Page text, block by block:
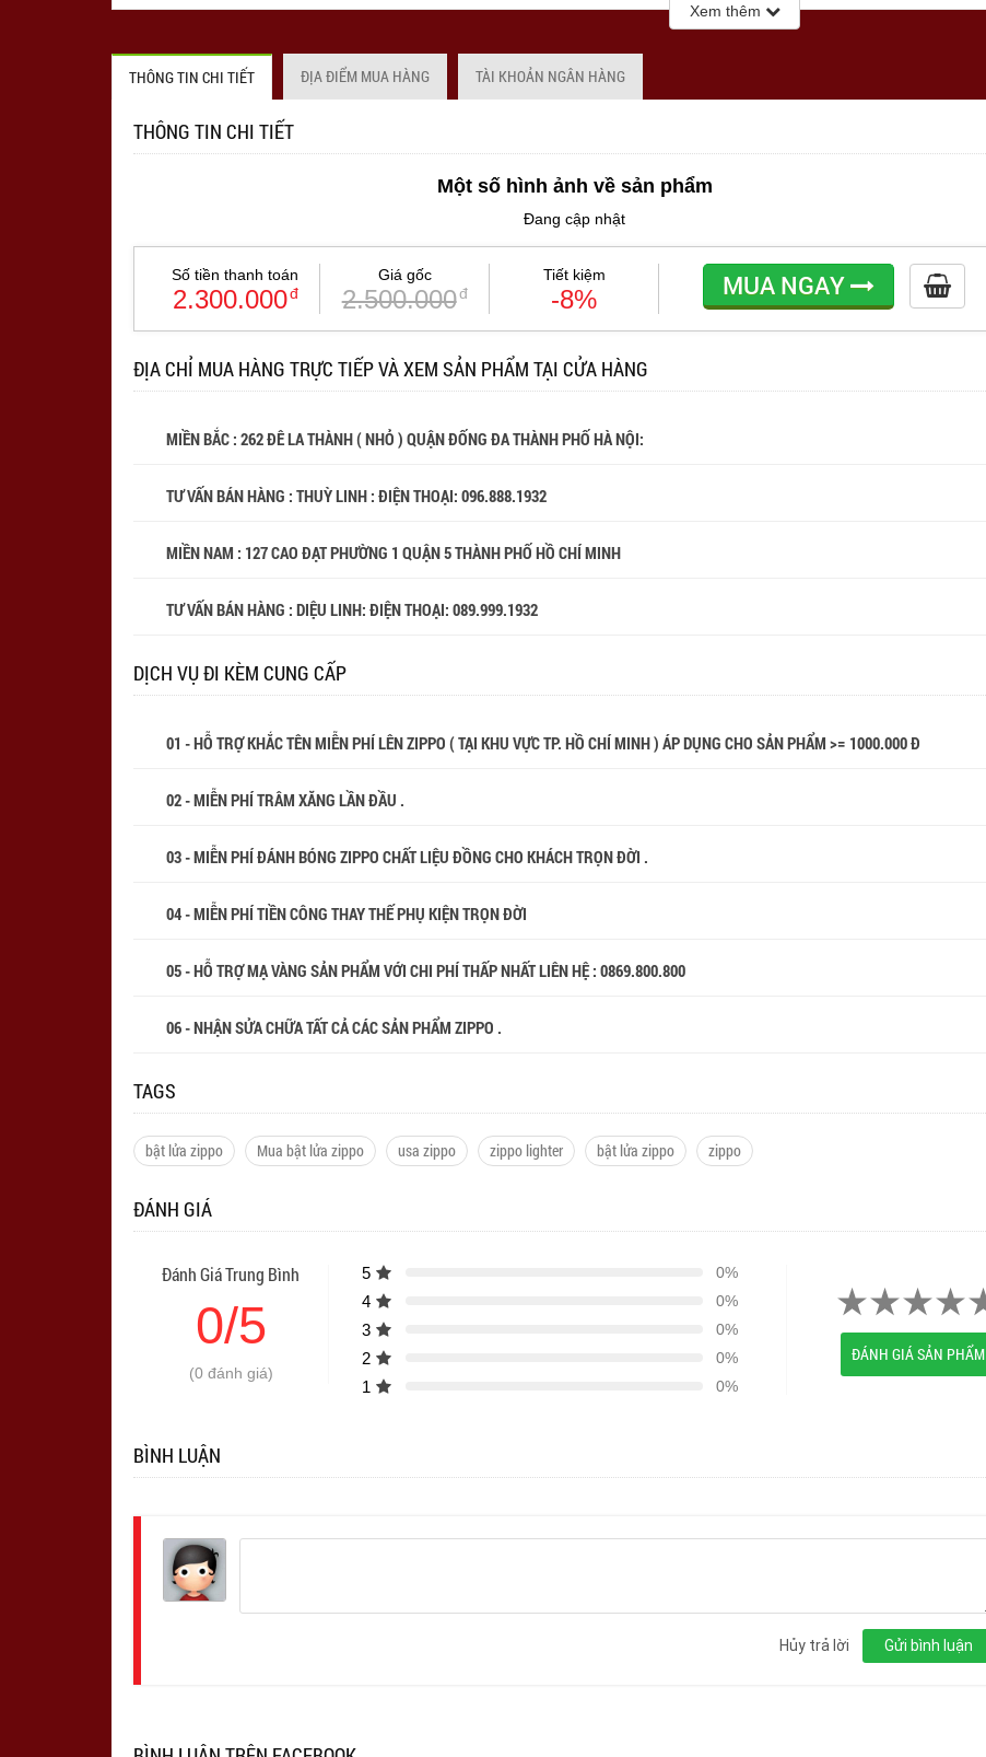
Xem thêm
THÔNG TIN CHI TIẾT ĐỊA ĐIỂM MUA HÀNG TÀI KHOẢN NGÂN HÀNG
THÔNG TIN CHI TIẾT
Một số hình ảnh về sản phẩm
Đang cập nhật
Số tiền thanh toán
2.300.000đ
Giá gốc
2.500.000đ
Tiết kiệm
-8% MUA NGAY
ĐỊA CHỈ MUA HÀNG TRỰC TIẾP VÀ XEM SẢN PHẨM TẠI CỬA HÀNG
MIỀN BẮC : 262 ĐÊ LA THÀNH ( NHỎ ) QUẬN ĐỐNG ĐA THÀNH PHỐ HÀ NỘI:
TƯ VẤN BÁN HÀNG : THUỲ LINH : ĐIỆN THOẠI: 096.888.1932
MIỀN NAM : 127 CAO ĐẠT PHƯỜNG 1 QUẬN 5 THÀNH PHỐ HỒ CHÍ MINH
TƯ VẤN BÁN HÀNG : DIỆU LINH: ĐIỆN THOẠI: 089.999.1932
DỊCH VỤ ĐI KÈM CUNG CẤP
01 - HỖ TRỢ KHẮC TÊN MIỄN PHÍ LÊN ZIPPO ( TẠI KHU VỰC TP. HỒ CHÍ MINH ) ÁP DỤNG CHO SẢN PHẨM >= 1000.000 Đ
02 - MIỄN PHÍ TRÂM XĂNG LẦN ĐẦU .
03 - MIỄN PHÍ ĐÁNH BÓNG ZIPPO CHẤT LIỆU ĐỒNG CHO KHÁCH TRỌN ĐỜI .
04 - MIỄN PHÍ TIỀN CÔNG THAY THẾ PHỤ KIỆN TRỌN ĐỜI
05 - HỖ TRỢ MẠ VÀNG SẢN PHẨM VỚI CHI PHÍ THẤP NHẤT LIÊN HỆ : 0869.800.800
06 - NHẬN SỬA CHỮA TẤT CẢ CÁC SẢN PHẨM ZIPPO .
TAGS
bật lửa zippo Mua bật lửa zippo usa zippo zippo lighter bật lửa zippo zippo
ĐÁNH GIÁ
Đánh Giá Trung Bình
0/5
(0 đánh giá)
5 0%
4 0%
3 0%
2 0%
1 0%
ĐÁNH GIÁ SẢN PHẨM
BÌNH LUẬN
Gửi bình luận
Hủy trả lời